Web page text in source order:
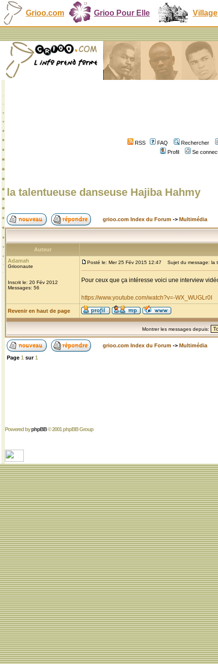
Grioo.com Grioo Pour Elle Village
RSS FAQ
Rechercher
Profil
Se
la talentueuse danseuse Hajiba Hahmy
grioo.com Index du Forum -> Multimédia
Auteur
Adamah
Grioonaute
Inscrit le: 20 Fév 2012
Messages: 56
Posté le: Mer 25 Fév 2015 12:47 Sujet du message: la
Pour ceux que ça intéresse voici une interview
https://www.youtube.com/watch?v=-WX_WUGLr0I
Revenir en haut de page
Montrer les messages depuis:
grioo.com Index du Forum -> Multimédia
Page 1 sur1
Powered byphpBB© 2001 phpBB Group